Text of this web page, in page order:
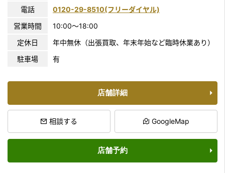
電話
0120-29-8510(フリーダイヤル)
営業時間
10:00〜18:00
定休日
年中無休（出張買取、年末年始など臨時休業あり）
駐車場
有
店舗詳細
相談する GoogleMap
店舗予約